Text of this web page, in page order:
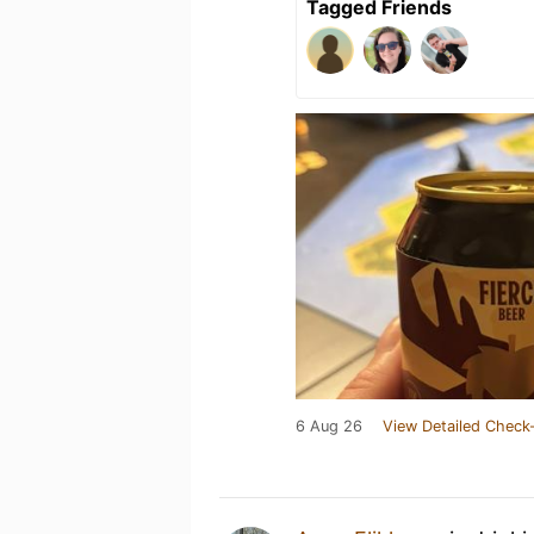
Tagged Friends
6 Aug 26 View Detailed